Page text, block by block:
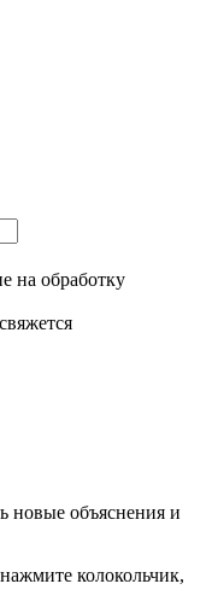
на обработку
новые объяснения и
колокольчик,